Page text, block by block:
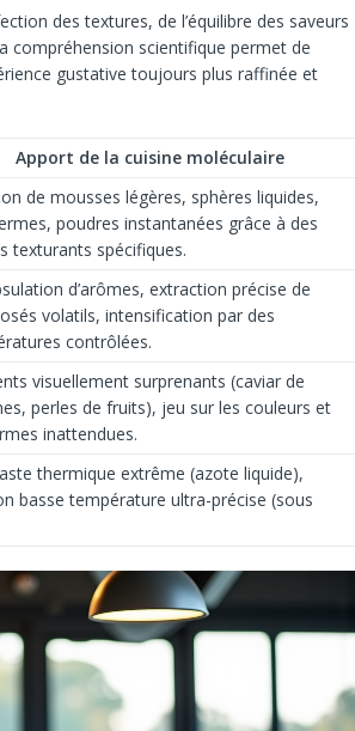
des textures, de l’équilibre des saveurs
compréhension scientifique permet de
gustative toujours plus raffinée et
Apport de la cuisine moléculaire
de mousses légères, sphères liquides,
poudres instantanées grâce à des
texturants spécifiques.
d’arômes, extraction précise de
volatils, intensification par des
contrôlées.
visuellement surprenants (caviar de
perles de fruits), jeu sur les couleurs et
inattendues.
thermique extrême (azote liquide),
basse température ultra-précise (sous